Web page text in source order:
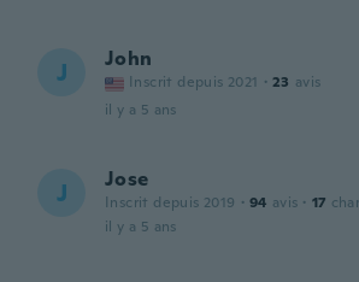
J John
Inscrit depuis 2021 · 23 avis
il y a 5 ans
J Jose
Inscrit depuis 2019 · 94 avis · 17
il y a 5 ans